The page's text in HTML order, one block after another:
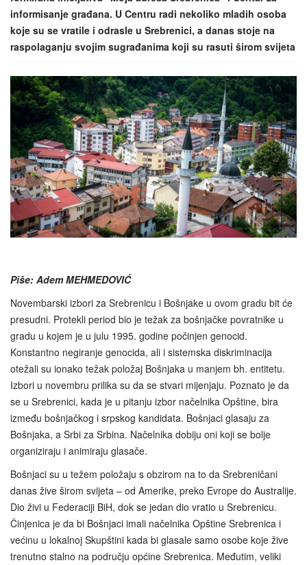
informisanje građana. U Centru radi nekoliko mladih osoba
koje su se vratile i odrasle u Srebrenici, a danas stoje na
raspolaganju svojim sugrađanima koji su rasuti širom svijeta
Piše: Adem MEHMEDOVIĆ
Novembarski izbori za Srebrenicu i Bošnjake u ovom gradu bit će
presudni. Protekli period bio je težak za bošnjačke povratnike u
gradu u kojem je u julu 1995. godine počinjen genocid.
Konstantno negiranje genocida, ali i sistemska diskriminacija
otežali su ionako težak položaj Bošnjaka u manjem bh. entitetu.
Izbori u novembru prilika su da se stvari mijenjaju. Poznato je da
se u Srebrenici, kada je u pitanju izbor načelnika Opštine, bira
između bošnjačkog i srpskog kandidata. Bošnjaci glasaju za
Bošnjaka, a Srbi za Srbina. Načelnika dobiju oni koji se bolje
organiziraju i animiraju glasače.
Bošnjaci su u težem položaju s obzirom na to da Srebreničani
danas žive širom svijeta – od Amerike, preko Evrope do Australije.
Dio živi u Federaciji BiH, dok se jedan dio vratio u Srebrenicu.
Činjenica je da bi Bošnjaci imali načelnika Opštine Srebrenica i
većinu u lokalnoj Skupštini kada bi glasale samo osobe koje žive
trenutno stalno na području općine Srebrenica. Međutim, veliki